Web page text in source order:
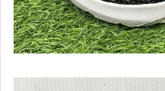
【拖鞋】夏天必備
【中華隊限量商品】
【日本進口區】Mizuno